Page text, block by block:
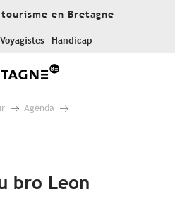
en Bretagne
Voyagistes Handicap
Agenda
bro Leon